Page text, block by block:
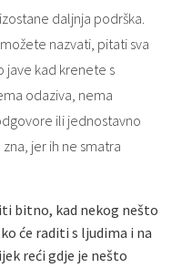
daljnja podrška.
nazvati, pitati sva
jave kad krenete s
odaziva, nema
ili jednostavno
jer ih ne smatra
bitno, kad nekog nešto
će raditi s ljudima i na
reći gdje je nešto